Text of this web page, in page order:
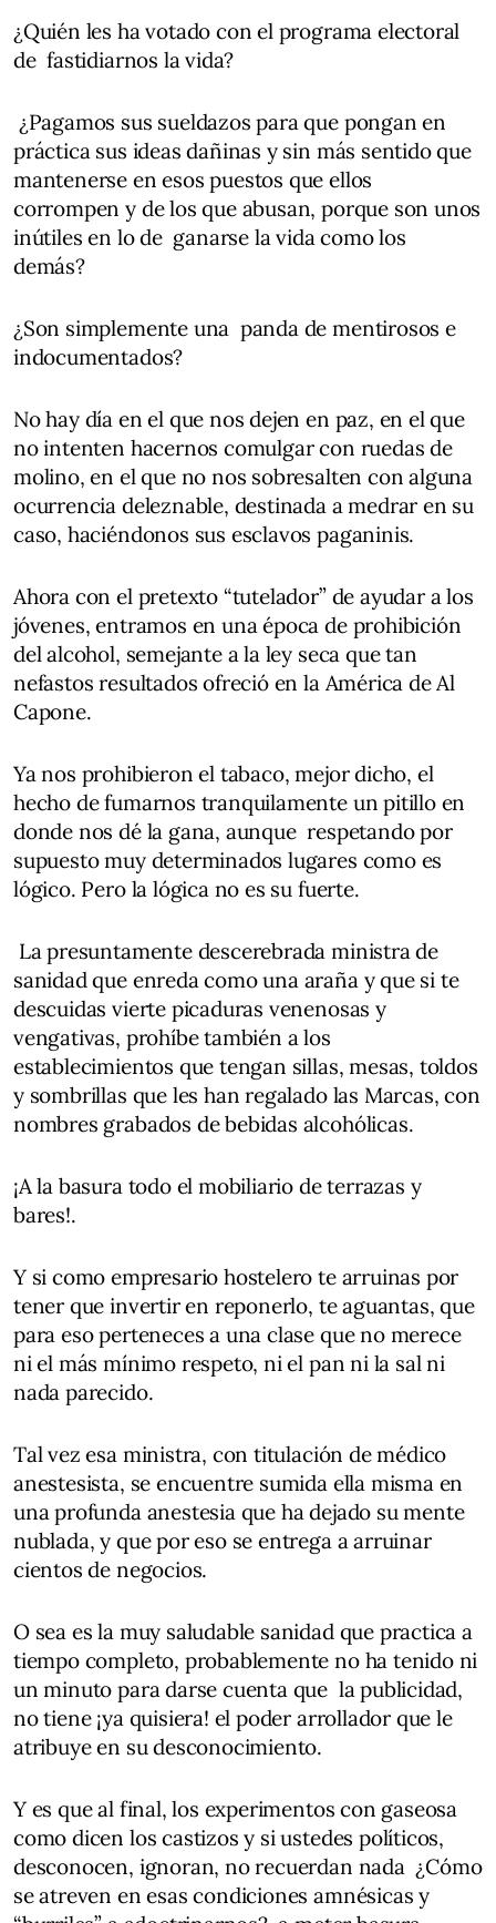
¿Quién les ha votado con el programa electoral
de fastidiarnos la vida?
¿Pagamos sus sueldazos para que pongan en
práctica sus ideas dañinas y sin más sentido que
mantenerse en esos puestos que ellos
corrompen y de los que abusan, porque son unos
inútiles en lo de ganarse la vida como los
demás?
¿Son simplemente una panda de mentirosos e
indocumentados?
No hay día en el que nos dejen en paz, en el que
no intenten hacernos comulgar con ruedas de
molino, en el que no nos sobresalten con alguna
ocurrencia deleznable, destinada a medrar en su
caso, haciéndonos sus esclavos paganinis.
Ahora con el pretexto “tutelador” de ayudar a los
jóvenes, entramos en una época de prohibición
del alcohol, semejante a la ley seca que tan
nefastos resultados ofreció en la América de Al
Capone.
Ya nos prohibieron el tabaco, mejor dicho, el
hecho de fumarnos tranquilamente un pitillo en
donde nos dé la gana, aunque respetando por
supuesto muy determinados lugares como es
lógico. Pero la lógica no es su fuerte.
La presuntamente descerebrada ministra de
sanidad que enreda como una araña y que si te
descuidas vierte picaduras venenosas y
vengativas, prohíbe también a los
establecimientos que tengan sillas, mesas, toldos
y sombrillas que les han regalado las Marcas, con
nombres grabados de bebidas alcohólicas.
¡A la basura todo el mobiliario de terrazas y
bares!.
Y si como empresario hostelero te arruinas por
tener que invertir en reponerlo, te aguantas, que
para eso perteneces a una clase que no merece
ni el más mínimo respeto, ni el pan ni la sal ni
nada parecido.
Tal vez esa ministra, con titulación de médico
anestesista, se encuentre sumida ella misma en
una profunda anestesia que ha dejado su mente
nublada, y que por eso se entrega a arruinar
cientos de negocios.
O sea es la muy saludable sanidad que practica a
tiempo completo, probablemente no ha tenido ni
un minuto para darse cuenta que la publicidad,
no tiene ¡ya quisiera! el poder arrollador que le
atribuye en su desconocimiento.
Y es que al final, los experimentos con gaseosa
como dicen los castizos y si ustedes políticos,
desconocen, ignoran, no recuerdan nada ¿Cómo
se atreven en esas condiciones amnésicas y